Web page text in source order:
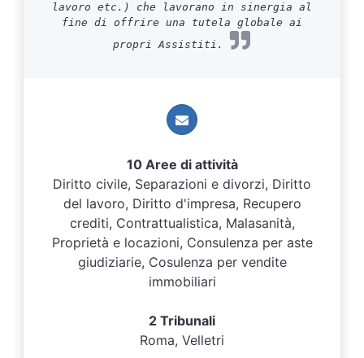
lavoro etc.) che lavorano in sinergia al
fine di offrire una tutela globale ai
propri Assistiti.
10 Aree di attività
Diritto civile, Separazioni e divorzi, Diritto
del lavoro, Diritto d'impresa, Recupero
crediti, Contrattualistica, Malasanità,
Proprietà e locazioni, Consulenza per aste
giudiziarie, Cosulenza per vendite
immobiliari
2 Tribunali
Roma, Velletri